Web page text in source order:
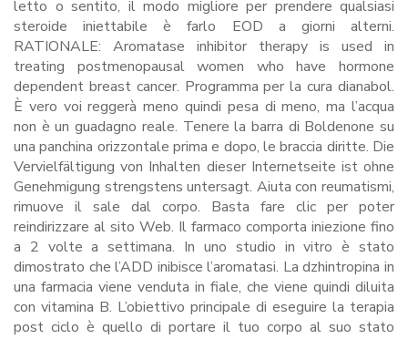
letto o sentito, il modo migliore per prendere qualsiasi
steroide iniettabile è farlo EOD a giorni alterni.
RATIONALE: Aromatase inhibitor therapy is used in
treating postmenopausal women who have hormone
dependent breast cancer. Programma per la cura dianabol.
È vero voi reggerà meno quindi pesa di meno, ma l’acqua
non è un guadagno reale. Tenere la barra di Boldenone su
una panchina orizzontale prima e dopo, le braccia diritte. Die
Vervielfältigung von Inhalten dieser Internetseite ist ohne
Genehmigung strengstens untersagt. Aiuta con reumatismi,
rimuove il sale dal corpo. Basta fare clic per poter
reindirizzare al sito Web. Il farmaco comporta iniezione fino
a 2 volte a settimana. In uno studio in vitro è stato
dimostrato che l’ADD inibisce l’aromatasi. La dzhintropina in
una farmacia viene venduta in fiale, che viene quindi diluita
con vitamina B. L’obiettivo principale di eseguire la terapia
post ciclo è quello di portare il tuo corpo al suo stato